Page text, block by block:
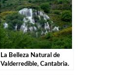
La Belleza Natural de
Valderredible, Cantabria.